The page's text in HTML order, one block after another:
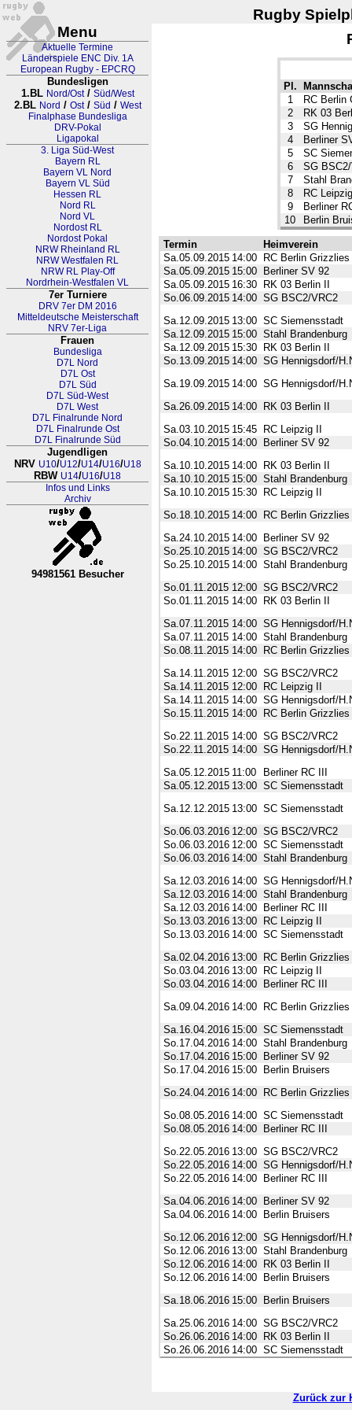
Rugby
Menu
Aktuelle Termine
Länderspiele ENC Div. 1A
European Rugby - EPCRQ
Bundesligen
1.BL Nord/Ost/ Süd/West
2.BL Nord / Ost/ Süd / West
Finalphase Bundesliga
DRV-Pokal
Ligapokal
3. Liga Süd-West
Bayern RL
Bayern VL Nord
Bayern VL Süd
Hessen RL
Nord RL
Nord VL
Nordost RL
Nordost Pokal
NRW Rheinland RL
NRW Westfalen RL
NRW RL Play-Off
Nordrhein-Westfalen VL
7er Turniere
DRV 7er DM 2016
Mitteldeutsche Meisterschaft
NRV 7er-Liga
Frauen
Bundesliga
D7L Nord
D7L Ost
D7L Süd
D7L Süd-West
D7L West
D7L Finalrunde Nord
D7L Finalrunde Ost
D7L Finalrunde Süd
Jugendligen
NRV U10/U12/U14/U16/U18
RBW U14/U16/U18
Infos und Links
Archiv
94981561 Besucher
Pl.
1
RC Berlin
2
RK 03
3
SG
4
Berliner
5
SC
6
SG
7
Stahl
8
RC
9
Berliner
10
Berlin
Termin
Heimverein
Sa.05.09.2015 14:00
RC Berlin Grizzlies
Sa.05.09.2015 15:00
Berliner SV 92
Sa.05.09.2015 16:30
RK 03 Berlin II
So.06.09.2015 14:00 SG BSC2/VRC2
Sa.12.09.2015 13:00 SC Siemensstadt
Sa.12.09.2015 15:00 Stahl Brandenburg
Sa.12.09.2015 15:30
RK 03 Berlin II
So.13.09.2015 14:00 SG Hennigsdorf/
Sa.19.09.2015 14:00 SG Hennigsdorf/
Sa.26.09.2015 14:00
RK 03 Berlin II
Sa.03.10.2015 15:45
RC Leipzig II
So.04.10.2015 14:00
Berliner SV 92
Sa.10.10.2015 14:00
RK 03 Berlin II
Sa.10.10.2015 15:00 Stahl Brandenburg
Sa.10.10.2015 15:30
RC Leipzig II
So.18.10.2015 14:00
RC Berlin Grizzlies
Sa.24.10.2015 14:00
Berliner SV 92
So.25.10.2015 14:00 SG BSC2/VRC2
So.25.10.2015 14:00 Stahl Brandenburg
So.01.11.2015 12:00 SG BSC2/VRC2
So.01.11.2015 14:00
RK 03 Berlin II
Sa.07.11.2015 14:00 SG Hennigsdorf/
Sa.07.11.2015 14:00 Stahl Brandenburg
So.08.11.2015 14:00
RC Berlin Grizzlies
Sa.14.11.2015 12:00 SG BSC2/VRC2
Sa.14.11.2015 12:00
RC Leipzig II
Sa.14.11.2015 14:00 SG Hennigsdorf/
So.15.11.2015 14:00
RC Berlin Grizzlies
So.22.11.2015 14:00 SG BSC2/VRC2
So.22.11.2015 14:00 SG Hennigsdorf/
Sa.05.12.2015 11:00
Berliner RC III
Sa.05.12.2015 13:00 SC Siemensstadt
Sa.12.12.2015 13:00 SC Siemensstadt
So.06.03.2016 12:00 SG BSC2/VRC2
So.06.03.2016 12:00 SC Siemensstadt
So.06.03.2016 14:00 Stahl Brandenburg
Sa.12.03.2016 14:00 SG Hennigsdorf/
Sa.12.03.2016 14:00 Stahl Brandenburg
Sa.12.03.2016 14:00
Berliner RC III
So.13.03.2016 13:00
RC Leipzig II
So.13.03.2016 14:00 SC Siemensstadt
Sa.02.04.2016 13:00
RC Berlin Grizzlies
So.03.04.2016 13:00
RC Leipzig II
So.03.04.2016 14:00
Berliner RC III
Sa.09.04.2016 14:00
RC Berlin Grizzlies
Sa.16.04.2016 15:00 SC Siemensstadt
So.17.04.2016 14:00 Stahl Brandenburg
So.17.04.2016 15:00
Berliner SV 92
So.17.04.2016 15:00
Berlin Bruisers
So.24.04.2016 14:00
RC Berlin Grizzlies
So.08.05.2016 14:00 SC Siemensstadt
So.08.05.2016 14:00
Berliner RC III
So.22.05.2016 13:00 SG BSC2/VRC2
So.22.05.2016 14:00 SG Hennigsdorf/
So.22.05.2016 14:00
Berliner RC III
Sa.04.06.2016 14:00
Berliner SV 92
Sa.04.06.2016 14:00
Berlin Bruisers
So.12.06.2016 12:00 SG Hennigsdorf/
So.12.06.2016 13:00 Stahl Brandenburg
So.12.06.2016 14:00
RK 03 Berlin II
So.12.06.2016 14:00
Berlin Bruisers
Sa.18.06.2016 15:00
Berlin Bruisers
Sa.25.06.2016 14:00 SG BSC2/VRC2
So.26.06.2016 14:00
RK 03 Berlin II
So.26.06.2016 14:00 SC Siemensstadt
Zurück zur